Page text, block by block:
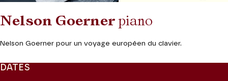
Nelson Goernerpiano
Nelson Goerner pour un voyage européen du clavier.
DATES